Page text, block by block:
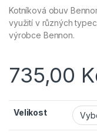
Kotníková obuv
využití v různých
výrobce Bennon.
735,00
Velikost